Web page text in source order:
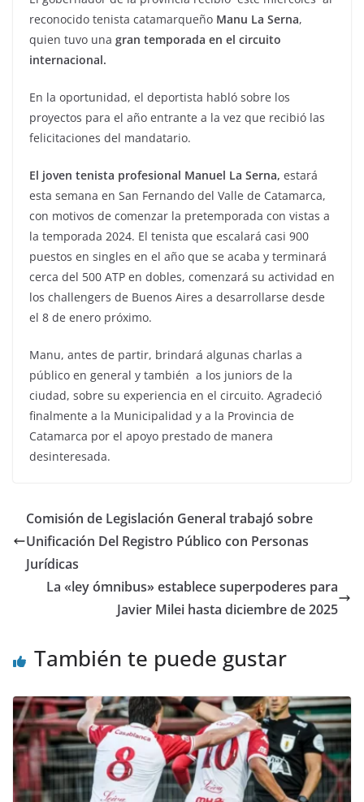
reconocido tenista catamarqueño Manu La Serna,
quien tuvo una gran temporada en el circuito
internacional.
En la oportunidad, el deportista habló sobre los
proyectos para el año entrante a la vez que recibió las
felicitaciones del mandatario.
El joven tenista profesional Manuel La Serna, estará
esta semana en San Fernando del Valle de Catamarca,
con motivos de comenzar la pretemporada con vistas a
la temporada 2024. El tenista que escalará casi 900
puestos en singles en el año que se acaba y terminará
cerca del 500 ATP en dobles, comenzará su actividad en
los challengers de Buenos Aires a desarrollarse desde
el 8 de enero próximo.
Manu, antes de partir, brindará algunas charlas a
público en general y también a los juniors de la
ciudad, sobre su experiencia en el circuito. Agradeció
finalmente a la Municipalidad y a la Provincia de
Catamarca por el apoyo prestado de manera
desinteresada.
Comisión de Legislación General trabajó sobre
Unificación Del Registro Público con Personas
Jurídicas
La «ley ómnibus» establece superpoderes para
Javier Milei hasta diciembre de 2025
También te puede gustar